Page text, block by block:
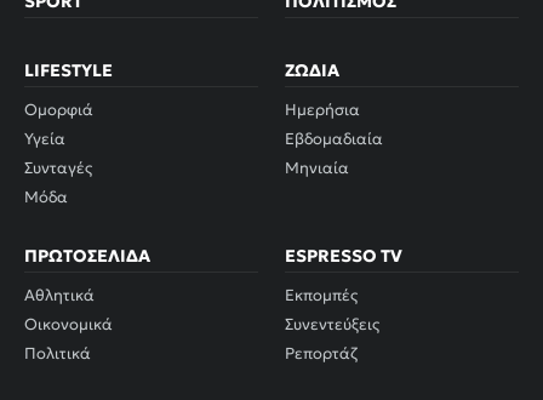
LIFESTYLE
Ομορφιά
Υγεία
Συνταγές
Μόδα
ΖΏΔΙΑ
Ημερήσια
Εβδομαδιαία
Μηνιαία
ΠΡΩΤΟΣΈΛΙΔΑ
Αθλητικά
Οικονομικά
Πολιτικά
ESPRESSO TV
Εκπομπές
Συνεντεύξεις
Ρεπορτάζ